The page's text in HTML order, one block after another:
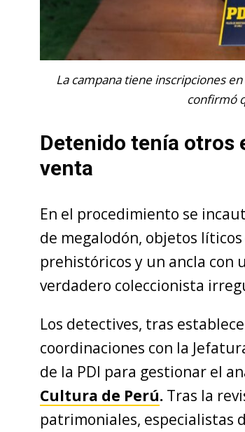
La campana tiene inscripciones
confirmó
Detenido tenía otros
venta
En el procedimiento se
de megalodón, objetos
prehistóricos y un ancla con
verdadero coleccionista
Los detectives, tras
coordinaciones con la
de la PDI para gestionar el
Cultura de Perú. Tras la
patrimoniales, especialistas